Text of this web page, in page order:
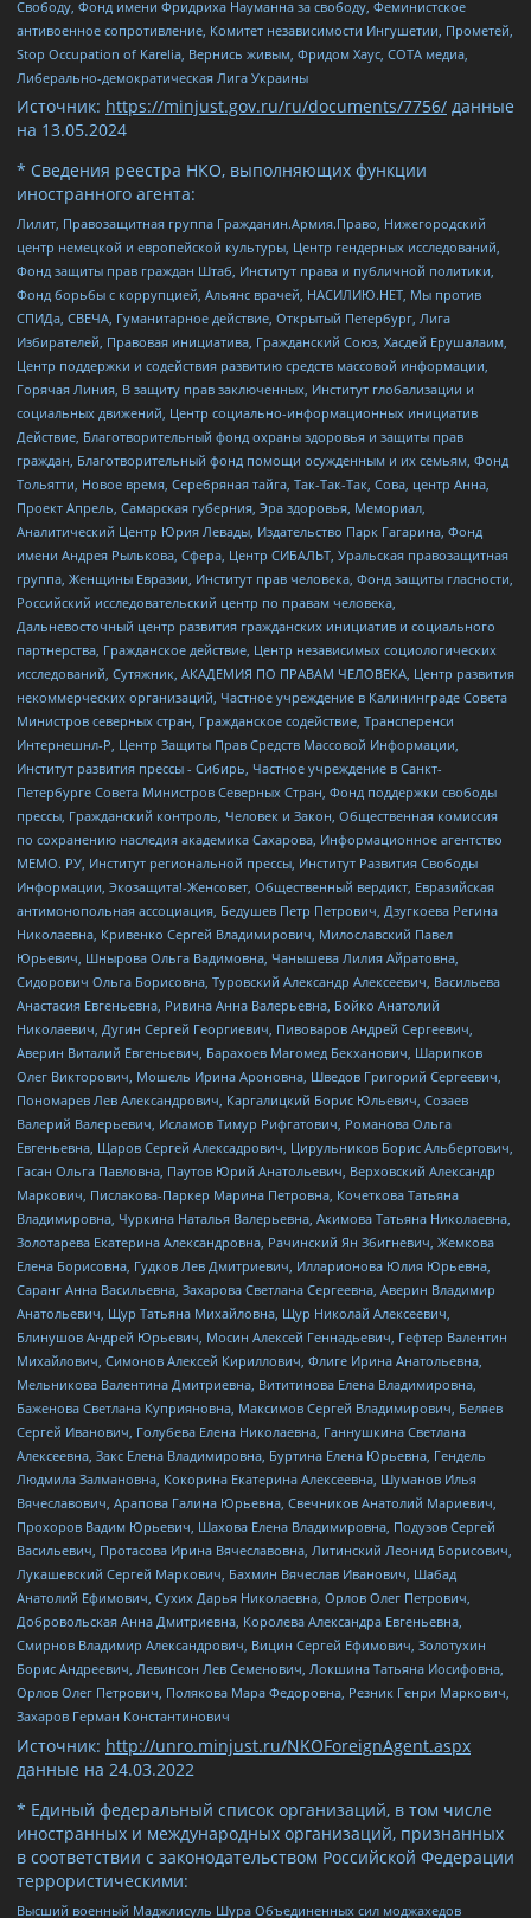
Свободу, Фонд имени Фридриха Науманна за свободу, Феминистское
антивоенное сопротивление, Комитет независимости Ингушетии, Прометей,
Stop Occupation of Karelia, Вернись живым, Фридом Хаус, СОТА медиа,
Либерально-демократическая Лига Украины
Источник: https://minjust.gov.ru/ru/documents/7756/ данные
на 13.05.2024
* Сведения реестра НКО, выполняющих функции
иностранного агента:
Лилит, Правозащитная группа Гражданин.Армия.Право, Нижегородский
центр немецкой и европейской культуры, Центр гендерных исследований,
Фонд защиты прав граждан Штаб, Институт права и публичной политики,
Фонд борьбы с коррупцией, Альянс врачей, НАСИЛИЮ.НЕТ, Мы против
СПИДа, СВЕЧА, Гуманитарное действие, Открытый Петербург, Лига
Избирателей, Правовая инициатива, Гражданский Союз, Хасдей Ерушалаим,
Центр поддержки и содействия развитию средств массовой информации,
Горячая Линия, В защиту прав заключенных, Институт глобализации и
социальных движений, Центр социально-информационных инициатив
Действие, Благотворительный фонд охраны здоровья и защиты прав
граждан, Благотворительный фонд помощи осужденным и их семьям, Фонд
Тольятти, Новое время, Серебряная тайга, Так-Так-Так, Сова, центр Анна,
Проект Апрель, Самарская губерния, Эра здоровья, Мемориал,
Аналитический Центр Юрия Левады, Издательство Парк Гагарина, Фонд
имени Андрея Рылькова, Сфера, Центр СИБАЛЬТ, Уральская правозащитная
группа, Женщины Евразии, Институт прав человека, Фонд защиты гласности,
Российский исследовательский центр по правам человека,
Дальневосточный центр развития гражданских инициатив и социального
партнерства, Гражданское действие, Центр независимых социологических
исследований, Сутяжник, АКАДЕМИЯ ПО ПРАВАМ ЧЕЛОВЕКА, Центр развития
некоммерческих организаций, Частное учреждение в Калининграде Совета
Министров северных стран, Гражданское содействие, Трансперенси
Интернешнл-Р, Центр Защиты Прав Средств Массовой Информации,
Институт развития прессы - Сибирь, Частное учреждение в Санкт-
Петербурге Совета Министров Северных Стран, Фонд поддержки свободы
прессы, Гражданский контроль, Человек и Закон, Общественная комиссия
по сохранению наследия академика Сахарова, Информационное агентство
МЕМО. РУ, Институт региональной прессы, Институт Развития Свободы
Информации, Экозащита!-Женсовет, Общественный вердикт, Евразийская
антимонопольная ассоциация, Бедушев Петр Петрович, Дзугкоева Регина
Николаевна, Кривенко Сергей Владимирович, Милославский Павел
Юрьевич, Шнырова Ольга Вадимовна, Чанышева Лилия Айратовна,
Сидорович Ольга Борисовна, Туровский Александр Алексеевич, Васильева
Анастасия Евгеньевна, Ривина Анна Валерьевна, Бойко Анатолий
Николаевич, Дугин Сергей Георгиевич, Пивоваров Андрей Сергеевич,
Аверин Виталий Евгеньевич, Барахоев Магомед Бекханович, Шарипков
Олег Викторович, Мошель Ирина Ароновна, Шведов Григорий Сергеевич,
Пономарев Лев Александрович, Каргалицкий Борис Юльевич, Созаев
Валерий Валерьевич, Исламов Тимур Рифгатович, Романова Ольга
Евгеньевна, Щаров Сергей Алексадрович, Цирульников Борис Альбертович,
Гасан Ольга Павловна, Паутов Юрий Анатольевич, Верховский Александр
Маркович, Пислакова-Паркер Марина Петровна, Кочеткова Татьяна
Владимировна, Чуркина Наталья Валерьевна, Акимова Татьяна Николаевна,
Золотарева Екатерина Александровна, Рачинский Ян Збигневич, Жемкова
Елена Борисовна, Гудков Лев Дмитриевич, Илларионова Юлия Юрьевна,
Саранг Анна Васильевна, Захарова Светлана Сергеевна, Аверин Владимир
Анатольевич, Щур Татьяна Михайловна, Щур Николай Алексеевич,
Блинушов Андрей Юрьевич, Мосин Алексей Геннадьевич, Гефтер Валентин
Михайлович, Симонов Алексей Кириллович, Флиге Ирина Анатольевна,
Мельникова Валентина Дмитриевна, Вититинова Елена Владимировна,
Баженова Светлана Куприяновна, Максимов Сергей Владимирович, Беляев
Сергей Иванович, Голубева Елена Николаевна, Ганнушкина Светлана
Алексеевна, Закс Елена Владимировна, Буртина Елена Юрьевна, Гендель
Людмила Залмановна, Кокорина Екатерина Алексеевна, Шуманов Илья
Вячеславович, Арапова Галина Юрьевна, Свечников Анатолий Мариевич,
Прохоров Вадим Юрьевич, Шахова Елена Владимировна, Подузов Сергей
Васильевич, Протасова Ирина Вячеславовна, Литинский Леонид Борисович,
Лукашевский Сергей Маркович, Бахмин Вячеслав Иванович, Шабад
Анатолий Ефимович, Сухих Дарья Николаевна, Орлов Олег Петрович,
Добровольская Анна Дмитриевна, Королева Александра Евгеньевна,
Смирнов Владимир Александрович, Вицин Сергей Ефимович, Золотухин
Борис Андреевич, Левинсон Лев Семенович, Локшина Татьяна Иосифовна,
Орлов Олег Петрович, Полякова Мара Федоровна, Резник Генри Маркович,
Захаров Герман Константинович
Источник: http://unro.minjust.ru/NKOForeignAgent.aspx
данные на 24.03.2022
* Единый федеральный список организаций, в том числе
иностранных и международных организаций, признанных
в соответствии с законодательством Российской Федерации
террористическими:
Высший военный Маджлисуль Шура Объединенных сил моджахедов